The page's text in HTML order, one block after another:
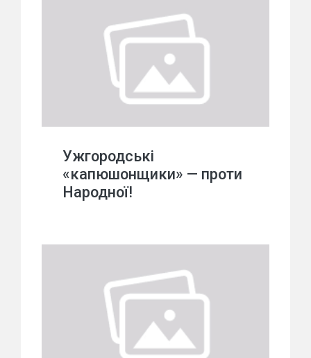
Ужгородські
«капюшонщики» — проти
Народної!